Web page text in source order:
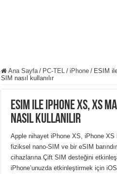
Ana Sayfa / PC-TEL / iPhone / ESIM
SIM nasıl kullanılır
ESIM ile iPhone XS, XS
nasıl kullanılır
Apple nihayet iPhone XS, iPhone XS
fiziksel nano-SIM ve bir eSIM
cihazlarına Çift SIM desteğini
iPhone’unuzda etkinleştirmek için